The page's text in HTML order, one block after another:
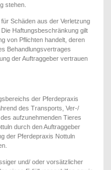
stehen.
Schäden aus der Verletzung
Haftungsbeschränkung gilt
von Pflichten handelt, deren
Behandlungsvertrages
der Auftraggeber vertrauen
der Pferdepraxis
des Transports, Ver-/
aufzunehmenden Tieres
durch den Auftraggeber
der Pferdepraxis Nottuln
und/ oder vorsätzlicher